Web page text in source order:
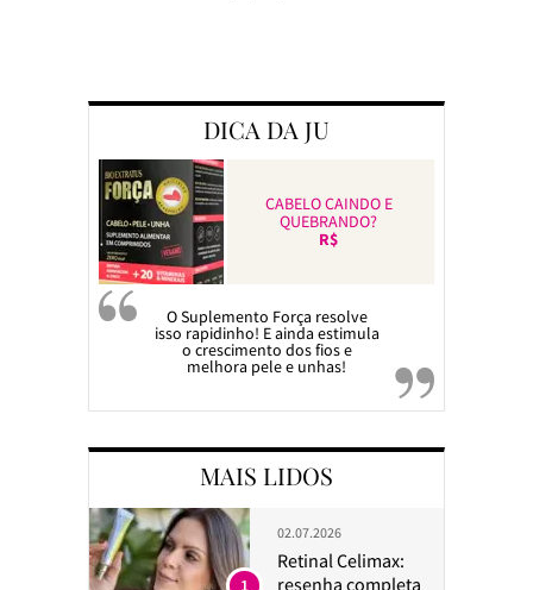
DICA DA JU
CABELO CAINDO E
QUEBRANDO?
R$
O Suplemento Força resolve
isso rapidinho! E ainda estimula
o crescimento dos fios e
melhora pele e unhas!
MAIS LIDOS
02.07.2026
Retinal Celimax:
resenha completa
1